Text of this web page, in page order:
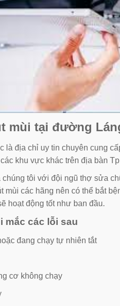
mùi tại đường
là địa chỉ uy tin chuyên cung
khu vực khác trên địa bàn
tôi với đội ngũ thợ sửa
các hãng nên có thể bắt
hoạt động tốt như ban đầu.
mắc các lỗi sau
đang chạy tự nhiên tắt
cơ không chạy